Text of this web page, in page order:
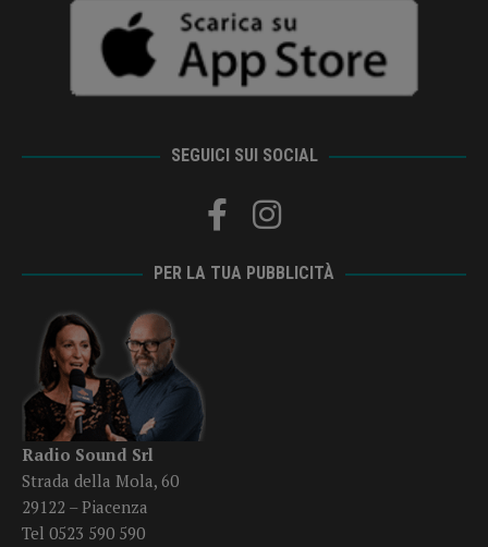
SEGUICI SUI SOCIAL
PER LA TUA PUBBLICITÀ
Radio Sound Srl
Strada della Mola, 60
29122 – Piacenza
Tel 0523 590 590